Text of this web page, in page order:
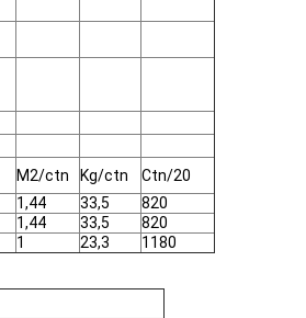
M2/ctn Kg/ctn
Ctn/20
1,44 33,5
820
1,44 33,5
820
1 23,3 1180